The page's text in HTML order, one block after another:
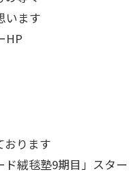
います
HP
おります
絨毯塾9期目」スター